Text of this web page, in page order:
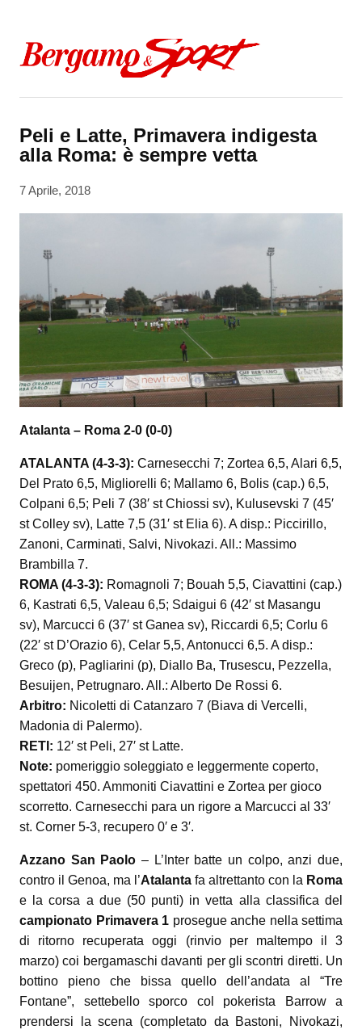
Peli e Latte, Primavera indigesta
alla Roma: è sempre vetta
7 Aprile, 2018
Atalanta – Roma 2-0 (0-0)
ATALANTA (4-3-3): Carnesecchi 7; Zortea 6,5, Alari 6,5,
Del Prato 6,5, Migliorelli 6; Mallamo 6, Bolis (cap.) 6,5,
Colpani 6,5; Peli 7 (38′ st Chiossi sv), Kulusevski 7 (45′
st Colley sv), Latte 7,5 (31′ st Elia 6). A disp.: Piccirillo,
Zanoni, Carminati, Salvi, Nivokazi. All.: Massimo
Brambilla 7.
ROMA (4-3-3): Romagnoli 7; Bouah 5,5, Ciavattini (cap.)
6, Kastrati 6,5, Valeau 6,5; Sdaigui 6 (42′ st Masangu
sv), Marcucci 6 (37′ st Ganea sv), Riccardi 6,5; Corlu 6
(22′ st D’Orazio 6), Celar 5,5, Antonucci 6,5. A disp.:
Greco (p), Pagliarini (p), Diallo Ba, Trusescu, Pezzella,
Besuijen, Petrugnaro. All.: Alberto De Rossi 6.
Arbitro: Nicoletti di Catanzaro 7 (Biava di Vercelli,
Madonia di Palermo).
RETI: 12′ st Peli, 27′ st Latte.
Note: pomeriggio soleggiato e leggermente coperto,
spettatori 450. Ammoniti Ciavattini e Zortea per gioco
scorretto. Carnesecchi para un rigore a Marcucci al 33′
st. Corner 5-3, recupero 0′ e 3′.
Azzano San Paolo – L’Inter batte un colpo, anzi due,
contro il Genoa, ma l’Atalanta fa altrettanto con la Roma
e la corsa a due (50 punti) in vetta alla classifica del
campionato Primavera 1 prosegue anche nella settima
di ritorno recuperata oggi (rinvio per maltempo il 3
marzo) coi bergamaschi davanti per gli scontri diretti. Un
bottino pieno che bissa quello dell’andata al “Tre
Fontane”, settebello sporco col pokerista Barrow a
prendersi la scena (completato da Bastoni, Nivokazi,